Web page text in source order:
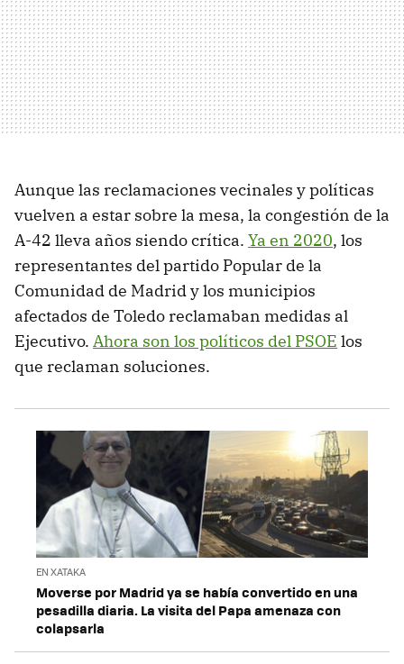
Aunque las reclamaciones vecinales y políticas
vuelven a estar sobre la mesa, la congestión de la
A-42 lleva años siendo crítica. Ya en 2020, los
representantes del partido Popular de la
Comunidad de Madrid y los municipios
afectados de Toledo reclamaban medidas al
Ejecutivo. Ahora son los políticos del PSOE los
que reclaman soluciones.
EN XATAKA
Moverse por Madrid ya se había convertido en una
pesadilla diaria. La visita del Papa amenaza con
colapsarla